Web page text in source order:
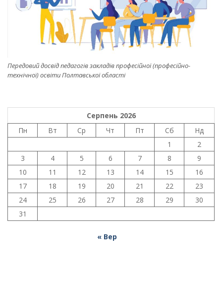
Передовий досвід педагогів закладів професійної (професійно-
технічної) освіти Полтавської області
Серпень 2026
Пн
Вт Ср Чт Пт Сб
Нд
1
2
3
4 5 6 7 8
9
10
11 12 13 14 15
16
17
18 19 20 21 22
23
24
25 26 27 28 29
30
31
« Вер